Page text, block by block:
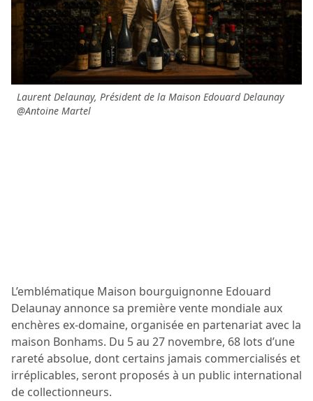
Laurent Delaunay, Président de la Maison Edouard Delaunay
@Antoine Martel
L’emblématique Maison bourguignonne Edouard
Delaunay annonce sa première vente mondiale aux
enchères ex-domaine, organisée en partenariat avec la
maison Bonhams. Du 5 au 27 novembre, 68 lots d’une
rareté absolue, dont certains jamais commercialisés et
irréplicables, seront proposés à un public international
de collectionneurs.